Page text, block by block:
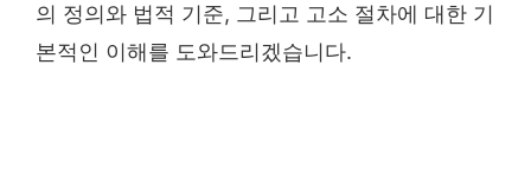
의 정의와 법적 기준, 그리고 고소 절차에 대한 기
본적인 이해를 도와드리겠습니다.